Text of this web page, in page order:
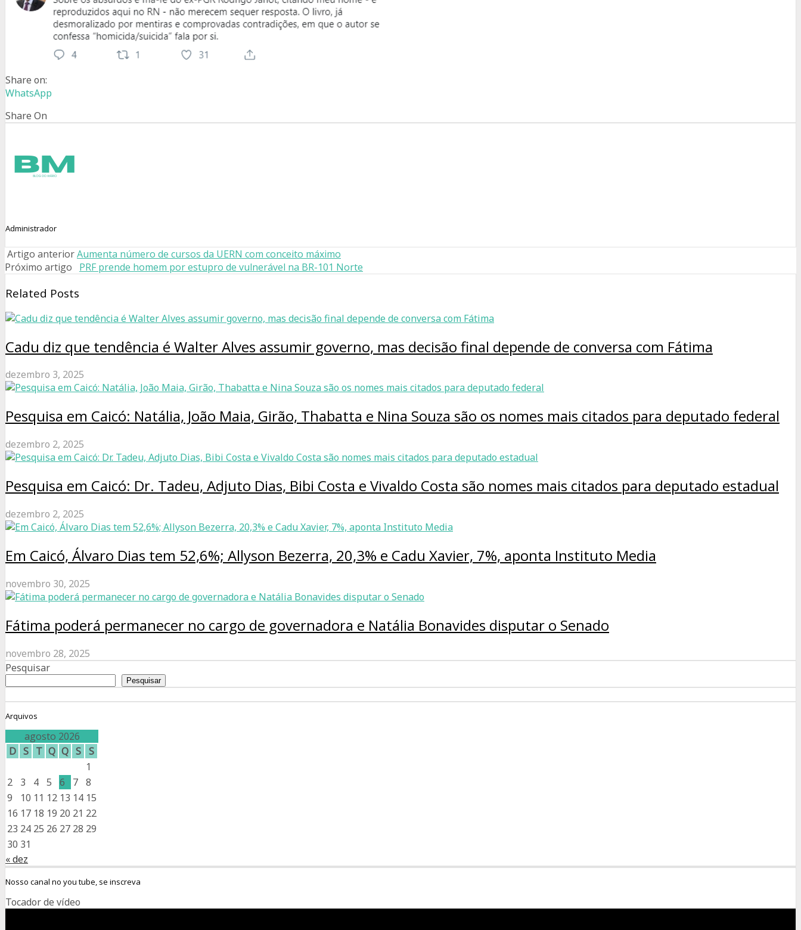
Share on:
WhatsApp
Share On
Administrador
Artigo anteriorAumenta número de cursos da UERN com conceito máximo
Próximo artigo
PRF prende homem por estupro de vulnerável na BR-101 Norte
Related Posts
Cadu diz que tendência é Walter Alves assumir governo, mas decisão final depende de conversa com Fátima
dezembro 3, 2025
Pesquisa em Caicó: Natália, João Maia, Girão, Thabatta e Nina Souza são os nomes mais citados para deputado federal
dezembro 2, 2025
Pesquisa em Caicó: Dr. Tadeu, Adjuto Dias, Bibi Costa e Vivaldo Costa são nomes mais citados para deputado estadual
dezembro 2, 2025
Em Caicó, Álvaro Dias tem 52,6%; Allyson Bezerra, 20,3% e Cadu Xavier, 7%, aponta Instituto Media
novembro 30, 2025
Fátima poderá permanecer no cargo de governadora e Natália Bonavides disputar o Senado
novembro 28, 2025
Pesquisar
Pesquisar
Arquivos
agosto 2026
D S T Q Q S
S
1
2
3 4 5 6 7 8
9
10 11 12 13 14 15
16 17 18 19 20 21 22
23 24 25 26 27 28 29
30 31
« dez
Nosso canal no you tube, se inscreva
Tocador de vídeo